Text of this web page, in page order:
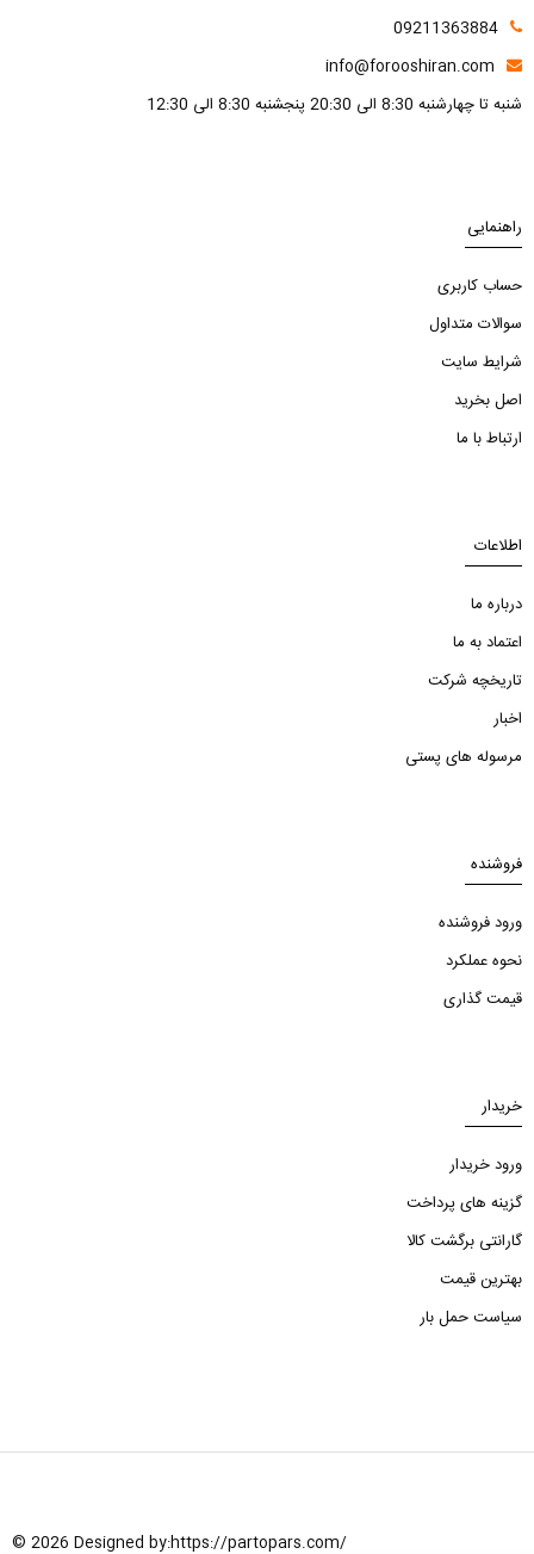
09211363884
info@forooshiran.com
شنبه تا چهارشنبه 8:30 الی 20:30 پنجشنبه 8:30 الی 12:30
راهنمایی
حساب کاربری
سوالات متداول
شرایط سایت
اصل بخرید
ارتباط با ما
اطلاعات
درباره ما
اعتماد به ما
تاریخچه شرکت
اخبار
مرسوله های پستی
فروشنده
ورود فروشنده
نحوه عملکرد
قیمت گذاری
خریدار
ورود خریدار
گزینه های پرداخت
گارانتی برگشت کالا
بهترین قیمت
سیاست حمل بار
© 2026 Designed by:https://partopars.com/